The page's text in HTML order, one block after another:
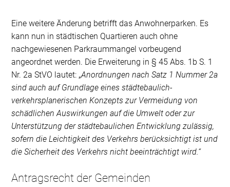
Eine weitere Änderung betrifft das Anwohnerparken. Es
kann nun in städtischen Quartieren auch ohne
nachgewiesenen Parkraummangel vorbeugend
angeordnet werden. Die Erweiterung in § 45 Abs. 1b S. 1
Nr. 2a StVO lautet: „Anordnungen nach Satz 1 Nummer 2a
sind auch auf Grundlage eines städtebaulich-
verkehrsplanerischen Konzepts zur Vermeidung von
schädlichen Auswirkungen auf die Umwelt oder zur
Unterstützung der städtebaulichen Entwicklung zulässig,
sofern die Leichtigkeit des Verkehrs berücksichtigt ist und
die Sicherheit des Verkehrs nicht beeinträchtigt wird.“
Antragsrecht der Gemeinden